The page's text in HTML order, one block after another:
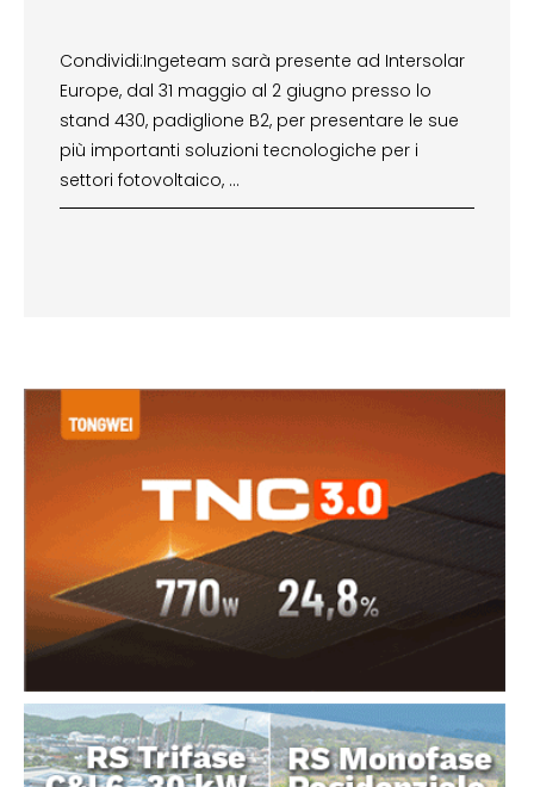
Condividi:Ingeteam sarà presente ad Intersolar
Europe, dal 31 maggio al 2 giugno presso lo
stand 430, padiglione B2, per presentare le sue
più importanti soluzioni tecnologiche per i
settori fotovoltaico, …